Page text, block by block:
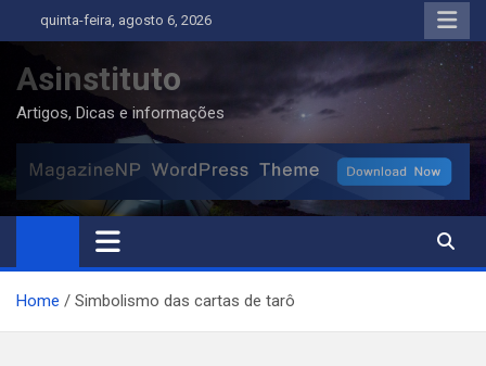
to
content
quinta-feira, agosto 6, 2026
Asinstituto
Artigos, Dicas e informações
Home Simbolismo das cartas de tarô